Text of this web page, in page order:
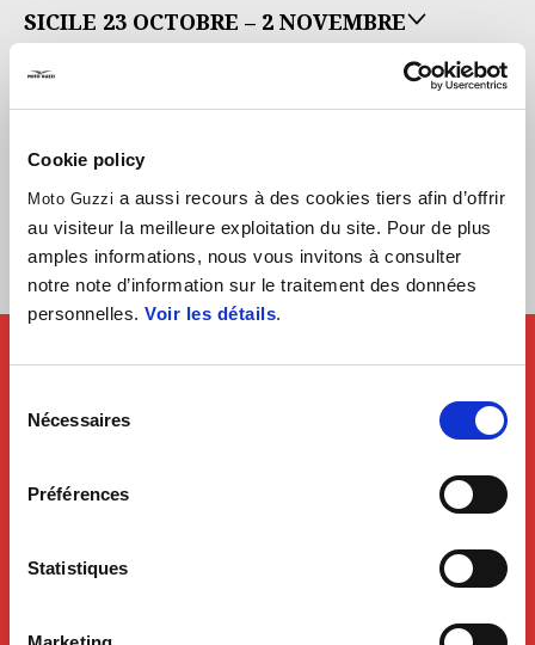
Cookie policy
Moto Guzzi a aussi recours à des cookies tiers afin d’offrir
au visiteur la meilleure exploitation du site. Pour de plus
amples informations, nous vous invitons à consulter
notre note d’information sur le traitement des données
personnelles. Voir les détails.
Nécessaires
Préférences
Statistiques
SICILE 23 OCTOBRE – 2 NOVEMBRE
TUNISIE 7 – 16 NOVEMBRE
DÉCEMBRE
ALGÉRIE 27 DÉCEMBRE – 10 JANVIER 2027
– NEW